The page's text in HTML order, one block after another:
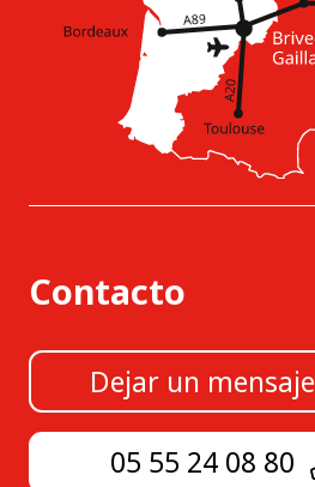
Contacto
Dejar un mensaje
05 55 24 08 80